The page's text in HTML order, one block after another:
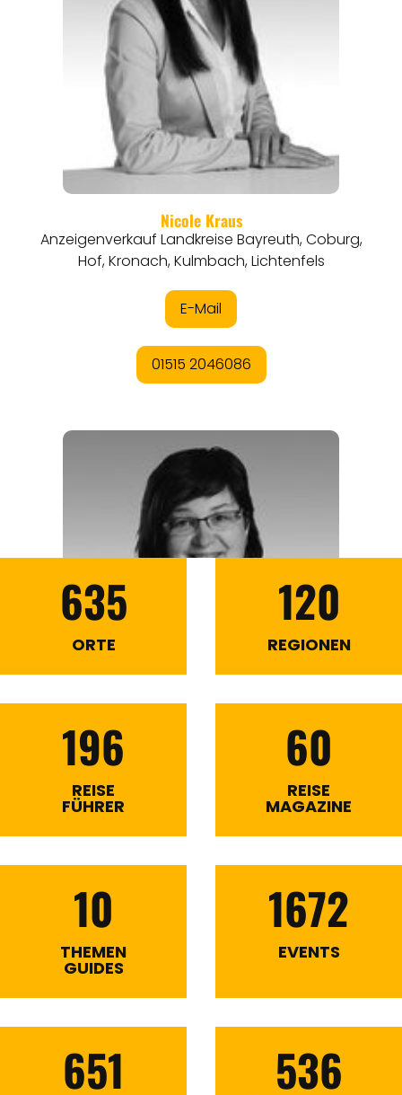
635
ORTE
120
REGIONEN
196
REISE
FÜHRER
60
REISE
MAGAZINE
10
THEMEN
GUIDES
1672
EVENTS
651 536